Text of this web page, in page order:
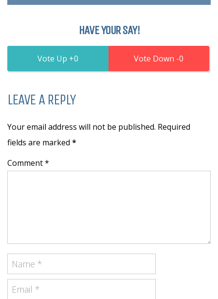
HAVE YOUR SAY!
0 0
LEAVE A REPLY
Your email address will not be published. Required
fields are marked *
Comment *